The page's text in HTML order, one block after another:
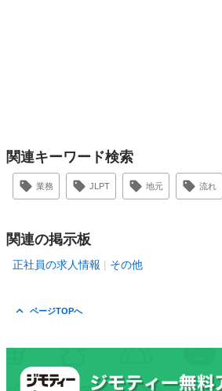
関連キーワード検索
業務 JLPT 地元 流れ
関連の掲示板
正社員の求人情報 その他
ページTOPへ